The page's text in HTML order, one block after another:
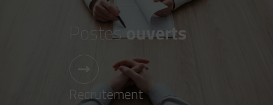
Postesouverts
Recrutement